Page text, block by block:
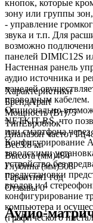
кнопок, которые
зону или группы
- управление
звука и т.п. Для
возможно
панелей DIMIC12S
Настенная ранель
аудио источника и
панелей
проводным кабелем.
Опционально
NETKIT-RS, что
или смартфона через
Конфигурирование
заводскими
устройство без
предустановки
входов и 4
конфигурирование
компьютера и
(графического
Характеристики
БрендApart
Мощность (Вт)75
ТипЕвроблок
Диапазон частот Гц
Вес3.8 кг
Высота (мм)484
Глубина (мм)308
Гарантия1 год
Отзывы0
Аудио-